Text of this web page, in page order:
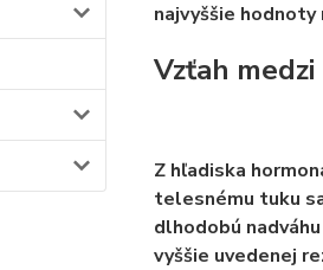
najvyššie
Vzťah
Z hľadiska
telesnému tuku
dlhodobú
vyššie uvedenej